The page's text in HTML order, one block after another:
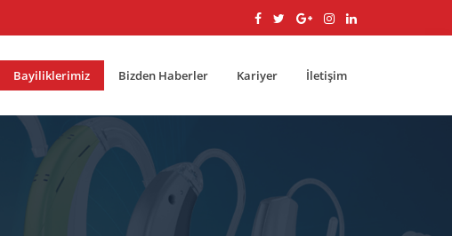
Bayiliklerimiz Bizden Haberler Kariyer İletişim